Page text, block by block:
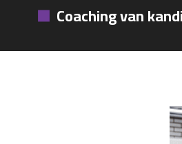
Coaching van